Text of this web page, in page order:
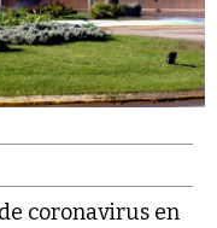
coronavirus en